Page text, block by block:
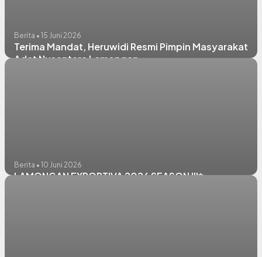
Berita • 15 Juni 2026
Terima Mandat, Heruwidi Resmi Pimpin Masyarakat
Adat Nusantara Lamongan
Berita • 10 Juni 2026
LAMONGAN EXPORTIVA 2026 SEASON III✨